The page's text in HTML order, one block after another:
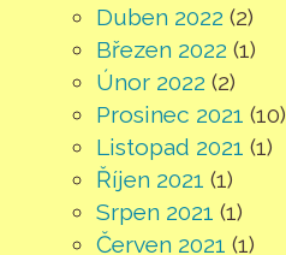
Duben 2022 (2)
Březen 2022 (1)
Únor 2022 (2)
Prosinec 2021 (10)
Listopad 2021 (1)
Říjen 2021 (1)
Srpen 2021 (1)
Červen 2021 (1)